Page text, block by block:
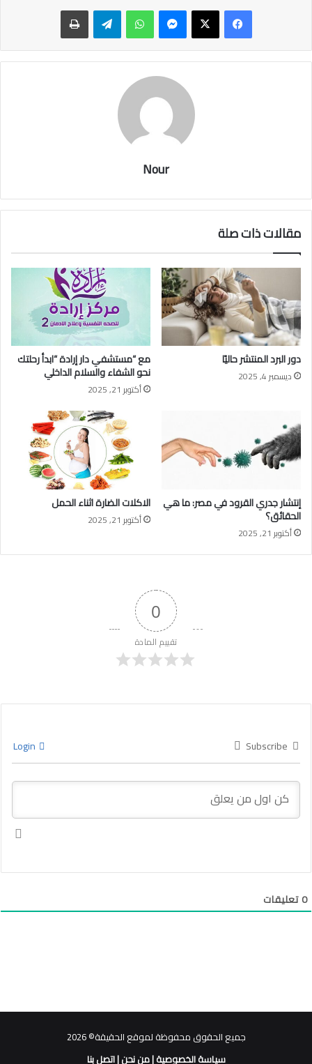
ماسنجر واتساب تيلقرام طباعة
Nour
مقالات ذات صلة
دور البرد المنتشر حاليًا
ديسمبر 4, 2025
مع “مستشفي دار إرادة “ابدأ رحلتك
نحو الشفاء والسلام الداخلي
أكتوبر 21, 2025
إنتشار جدري القرود في مصر: ما هي
الحقائق؟
أكتوبر 21, 2025
الاكلات الضارة اثناء الحمل
أكتوبر 21, 2025
0
تقييم المادة
Subscribe
0تعليقات
جميع الحقوق محفوظة لموقع الحقيقة© 2026
سياسة الخصوصية|من نحن|اتصل بنا